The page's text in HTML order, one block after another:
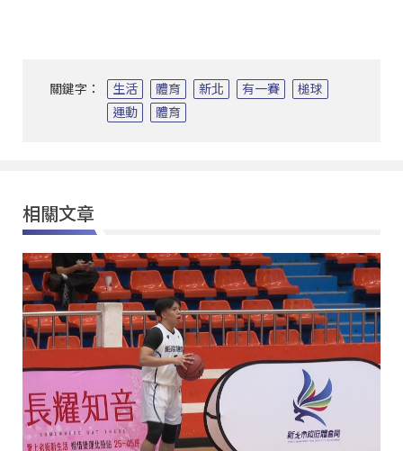
關鍵字： 生活 體育 新北 有一賽
槌球
運動
體育
相關文章